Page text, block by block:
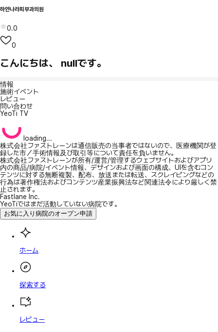
하얀나라피부과의원
0.0
0
こんにちは、 nullです。
情報
施術イベント
レビュー
問い合わせ
YeoTi TV
loading...
株式会社ファストレーンは通信販売の当事者ではないので、医療機関が登
録した市／手術情報及び取引等について責任を負いません。
株式会社ファストレーンが所有/運営/管理するウェブサイトおよびアプリ
内の商品/病院/イベント情報、デザインおよび画面の構成、UIを含むコン
テンツに対する無断複製、配布、放送または転送、スクレイピングなどの
行為は著作権法およびコンテンツ産業振興法など関連法令により厳しく禁
止されます。
Fastlane Inc.
YeoTiではまだ活動していない病院です。
お気に入り病院のオープン申請
ホーム
探索する
レビュー